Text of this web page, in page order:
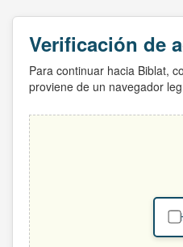
Verificación de
Para continuar hacia Biblat,
proviene de un navegador